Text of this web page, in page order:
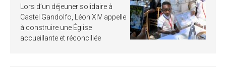
Lors d’un déjeuner solidaire à
Castel Gandolfo, Léon XIV appelle
à construire une Église
accueillante et réconciliée